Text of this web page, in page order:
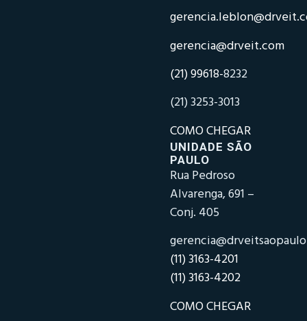
gerencia@drveit.com
(21) 99618-8232
(21) 3253-3013
COMO CHEGAR
UNIDADE SÃO
PAULO
Rua Pedroso
Alvarenga, 691 –
Conj. 405
(11) 3163-4201
(11) 3163-4202
COMO CHEGAR